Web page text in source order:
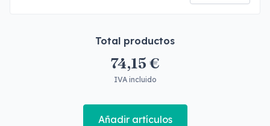
Total productos
74,15 €
IVA incluido
Añadir artículos